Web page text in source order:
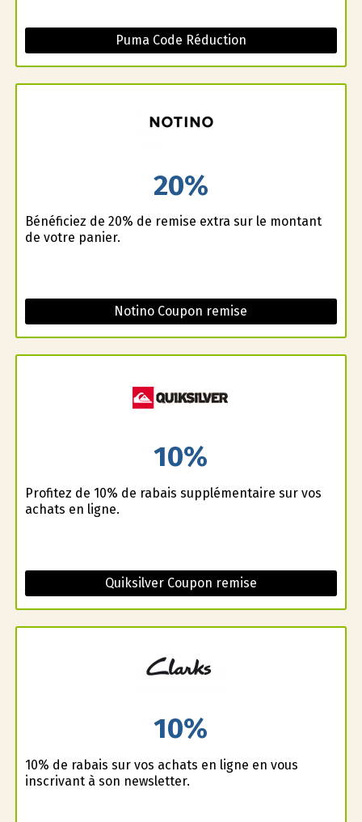
Puma Code Réduction
20%
Bénéficiez de 20% de remise extra sur le montant
de votre panier.
Notino Coupon remise
10%
Profitez de 10% de rabais supplémentaire sur vos
achats en ligne.
Quiksilver Coupon remise
10%
10% de rabais sur vos achats en ligne en vous
inscrivant à son newsletter.